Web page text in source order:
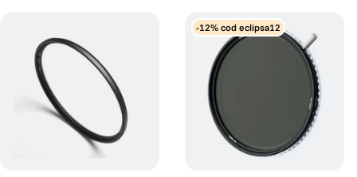
-12% cod eclipsa12